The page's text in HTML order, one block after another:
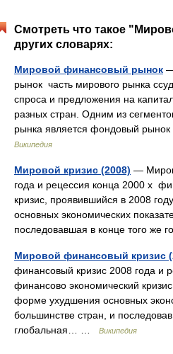
Смотреть что такое
других словарях:
Мировой финансовый рынок
рынок часть мирового рынка
спроса и предложения на
разных стран. Одним из
рынка является фондовый
Википедия
Мировой кризис (2008) —
года и рецессия конца 2000 х
кризис, проявившийся в 2008
основных экономических
последовавшая в конце того же
Мировой финансовый кризис
финансовый кризис 2008 года и
финансово экономический
форме ухудшения основных
большинстве стран, и
глобальная… …
Википедия